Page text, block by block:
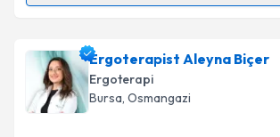
Ergoterapist Ayşenur Kandariçin
talebi oluşturun. Size bu uzmandan
için bir takvim hazırlandığında e-posta
bilgilendireceğiz.
Ergoterapist Aleyna Biçer
Ergoterapi
Bursa, Osmangazi